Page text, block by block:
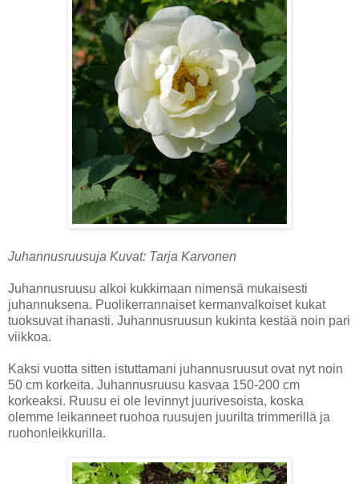
Juhannusruusuja Kuvat: Tarja Karvonen
Juhannusruusu alkoi kukkimaan nimensä mukaisesti
juhannuksena. Puolikerrannaiset kermanvalkoiset kukat
tuoksuvat ihanasti. Juhannusruusun kukinta kestää noin pari
viikkoa.
Kaksi vuotta sitten istuttamani juhannusruusut ovat nyt noin
50 cm korkeita. Juhannusruusu kasvaa 150-200 cm
korkeaksi. Ruusu ei ole levinnyt juurivesoista, koska
olemme leikanneet ruohoa ruusujen juurilta trimmerillä ja
ruohonleikkurilla.